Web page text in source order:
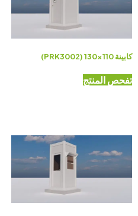
كابينة 110×130 (PRK3002)
تفحص المنتج